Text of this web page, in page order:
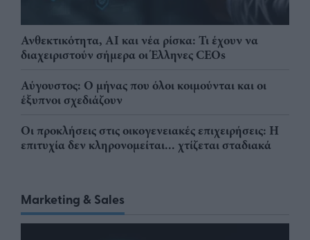
Ανθεκτικότητα, AI και νέα ρίσκα: Τι έχουν να
διαχειριστούν σήμερα οι Έλληνες CEOs
Αύγουστος: Ο μήνας που όλοι κοιμούνται και οι
έξυπνοι σχεδιάζουν
Οι προκλήσεις στις οικογενειακές επιχειρήσεις: Η
επιτυχία δεν κληρονομείται... χτίζεται σταδιακά
Marketing & Sales